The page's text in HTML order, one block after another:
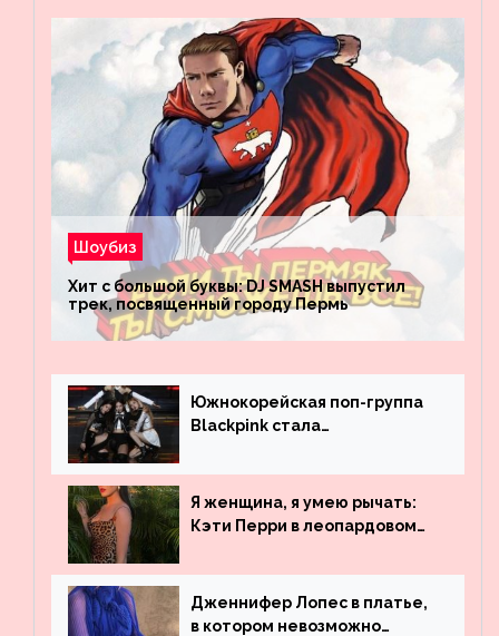
Шоубиз
Хит с большой буквы: DJ SMASH выпустил
трек, посвященный городу Пермь
Южнокорейская поп-группа
Blackpink стала
просмотрам на YouTube. Они
обогнали даже Джастина
Бибера
Я женщина, я умею рычать:
Кэти Перри в леопардовом
Дженнифер Лопес в платье,
в котором невозможно